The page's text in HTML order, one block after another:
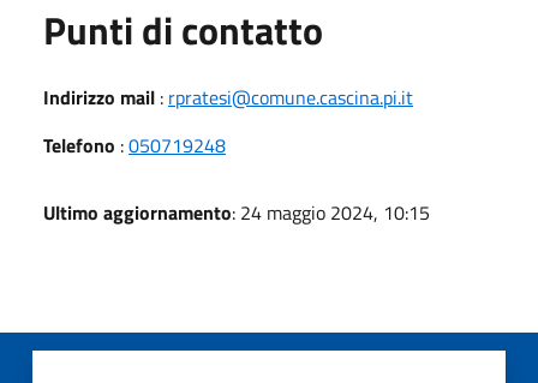
Punti di contatto
Indirizzo mail : rpratesi@comune.cascina.pi.it
Telefono :050719248
Ultimo aggiornamento: 24 maggio 2024, 10:15